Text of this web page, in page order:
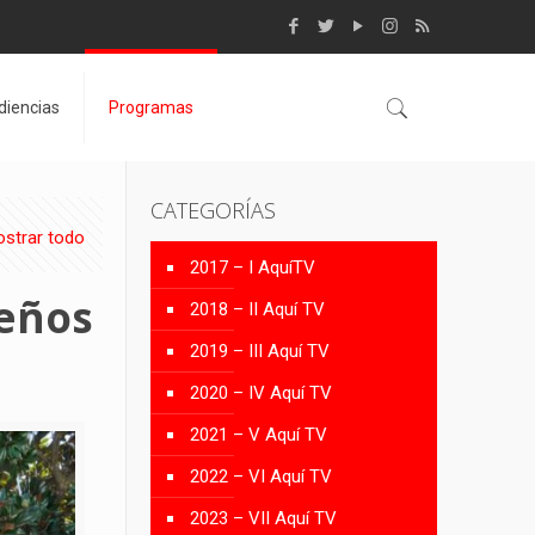
Programas
todo
CATEGORÍAS
2017 – I AquíTV
2018 – II Aquí TV
2019 – III Aquí TV
2020 – IV Aquí TV
2021 – V Aquí TV
2022 – VI Aquí TV
2023 – VII Aquí TV